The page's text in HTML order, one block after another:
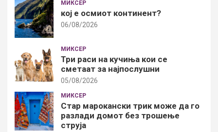
МИКСЕР
кој е осмиот континент?
06/08/2026
МИКСЕР
Три раси на кучиња кои се
сметаат за најпослушни
05/08/2026
МИКСЕР
Стар марокански трик може да го
разлади домот без трошење
струја